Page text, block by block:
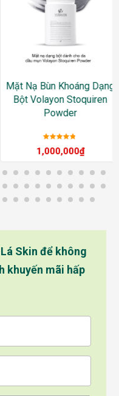
Mặt Nạ Bùn Khoáng Dạng
Bột Volayon Stoquiren
Powder
hạng5sao
1,000,000₫
Skin để không
khuyến mãi hấp